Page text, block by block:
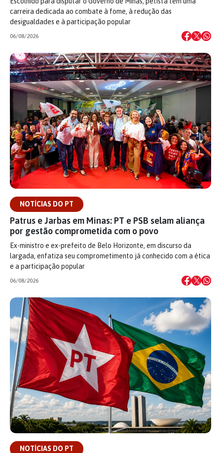
carreira dedicada ao combate à fome, à redução das
desigualdades e à participação popular
06/08/2026
NOTÍCIAS DO PT
Patrus e Jarbas em Minas: PT e PSB selam aliança
por gestão comprometida com o povo
Ex-ministro e ex-prefeito de Belo Horizonte, em discurso da
largada, enfatiza seu comprometimento já conhecido com a ética
e a participação popular
06/08/2026
NOTÍCIAS DO PT